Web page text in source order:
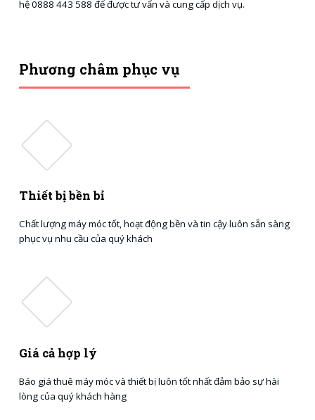
hệ 0888 443 588 để được tư vấn và cung cấp dịch vụ.
Phương châm phục vụ
Thiết bị bền bỉ
Chất lượng máy móc tốt, hoạt động bền và tin cậy luôn sẵn sàng
phục vụ nhu cầu của quý khách
Giá cả hợp lý
Báo giá thuê máy móc và thiết bị luôn tốt nhất đảm bảo sự hài
lòng của quý khách hàng